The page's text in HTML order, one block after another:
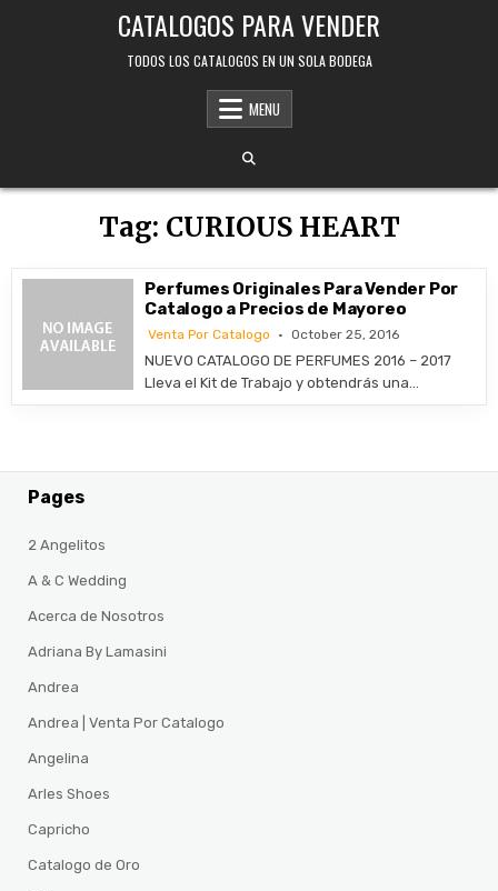
CATALOGOS PARA VENDER
TODOS LOS CATALOGOS EN UN SOLA BODEGA
MENU
Tag: CURIOUS HEART
Perfumes Originales Para Vender Por
Catalogo a Precios de Mayoreo
Venta Por Catalogo October 25, 2016
NUEVO CATALOGO DE PERFUMES 2016 – 2017
Lleva el Kit de Trabajo y obtendrás una…
Pages
2 Angelitos
A & C Wedding
Acerca de Nosotros
Adriana By Lamasini
Andrea
Andrea | Venta Por Catalogo
Angelina
Arles Shoes
Capricho
Catalogo de Oro